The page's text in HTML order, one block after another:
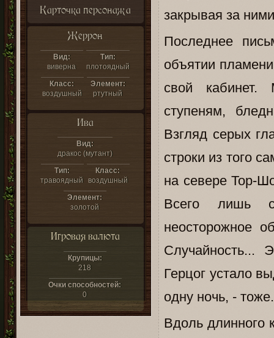
Карточка персонажа
Жеррон
Вид:
виверна
Тип:
плотоядный
Класс:
воздушный
Элемент:
ртутный
Ива
Вид:
дракос (мутант)
Тип:
травоядный
Класс:
воздушный
Элемент:
золотой
Игровая валюта
Крупицы:
218
Очки способностей:
0
закрывая за
Последнее
объятии
свой
ступеням,
Взгляд серых
строки из того
на севере Тор-
Всего лишь
неосторожное
Случайность...
Герцог устало
одну ночь, -
Вдоль длинного